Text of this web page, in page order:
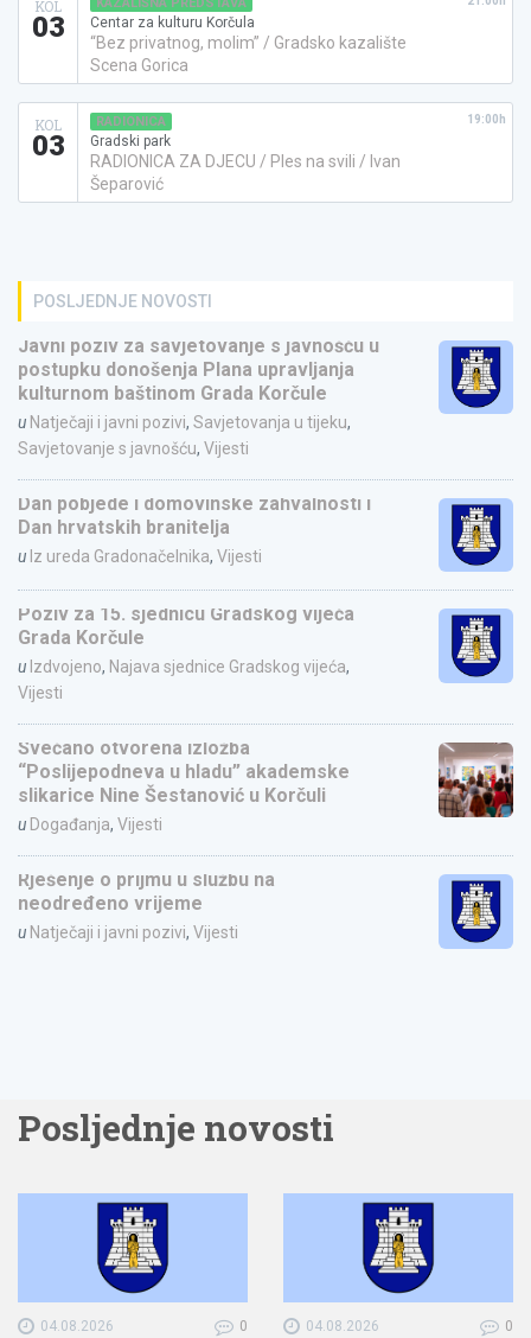
KOL
03
KAZALIŠNA PREDSTAVA
Centar za kulturu Korčula
“Bez privatnog, molim” / Gradsko kazalište
Scena Gorica
KOL
03
RADIONICA
Gradski park
RADIONICA ZA DJECU / Ples na svili / Ivan
Šeparović
19:00h
POSLJEDNJE NOVOSTI
Javni poziv za savjetovanje s javnošću u
postupku donošenja Plana upravljanja
kulturnom baštinom Grada Korčule
u Natječaji i javni pozivi, Savjetovanja u tijeku,
Savjetovanje s javnošću, Vijesti
Dan pobjede i domovinske zahvalnosti i
Dan hrvatskih branitelja
u Iz ureda Gradonačelnika, Vijesti
Poziv za 15. sjednicu Gradskog vijeća
Grada Korčule
u Izdvojeno, Najava sjednice Gradskog vijeća,
Vijesti
Svečano otvorena izložba
“Poslijepodneva u hladu” akademske
slikarice Nine Šestanović u Korčuli
u Događanja, Vijesti
Rješenje o prijmu u službu na
neodređeno vrijeme
u Natječaji i javni pozivi, Vijesti
Posljednje novosti
04.08.2026 0 04.08.2026 0